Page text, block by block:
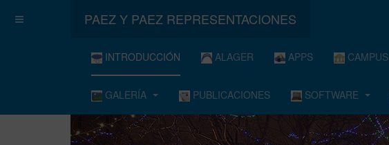
PAEZ Y PAEZ REPRESENTACIONES
INTRODUCCIÓN ALAGER APPS CAMPUS
GALERÍA PUBLICACIONES SOFTWARE